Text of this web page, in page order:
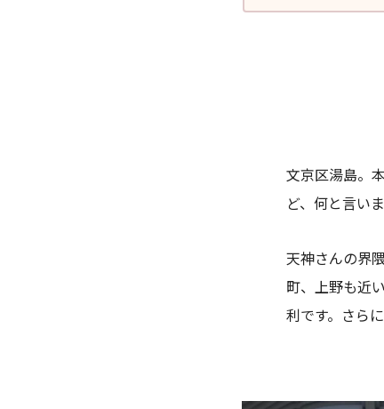
文京区湯島。
ど、何と言い
天神さんの界
町、上野も近
利です。さら